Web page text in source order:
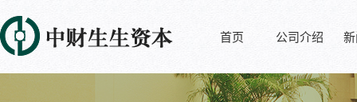
首页 公司介绍